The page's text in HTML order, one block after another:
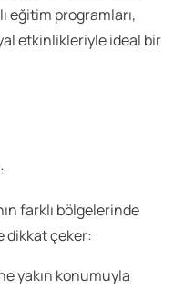
eğitim programları,
etkinlikleriyle ideal bir
farklı bölgelerinde
dikkat çeker:
yakın konumuyla